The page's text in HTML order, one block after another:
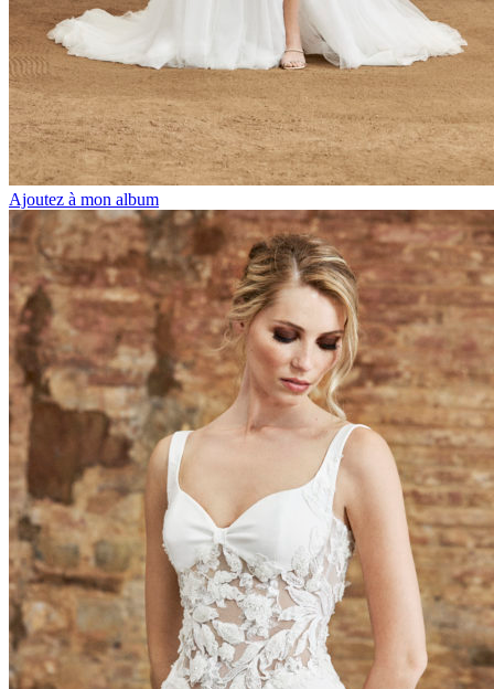
Ajoutez à mon album